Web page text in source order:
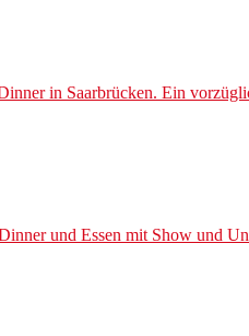
in Saarbrücken. Ein
und Essen mit Show und